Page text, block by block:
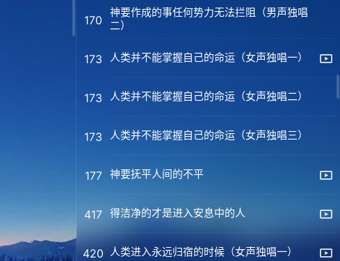
170
神要作成的事任何势力无法拦阻（男声独唱
二）
173 人类并不能掌握自己的命运（女声独唱一）
173 人类并不能掌握自己的命运（女声独唱二）
173 人类并不能掌握自己的命运（女声独唱三）
177 神要抚平人间的不平
417 得洁净的才是进入安息中的人
420 人类进入永远归宿的时候（女声独唱一）